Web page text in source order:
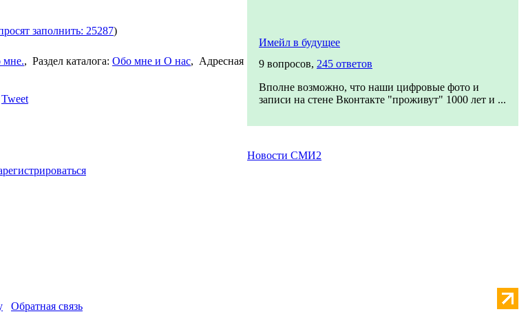
заполнить: 25287)
мне., Раздел каталога: Обо мне и О нас, Адресная
Tweet
Имейл в будущее
9 вопросов, 245 ответов
Вполне возможно, что наши цифровые фото и
записи на стене Вконтакте "проживут" 1000 лет и ...
Новости СМИ2
Обратная связь